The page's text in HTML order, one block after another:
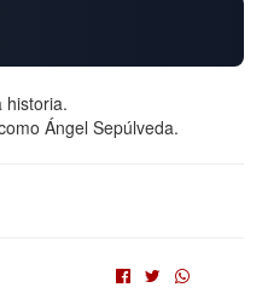
historia.
Ángel Sepúlveda.